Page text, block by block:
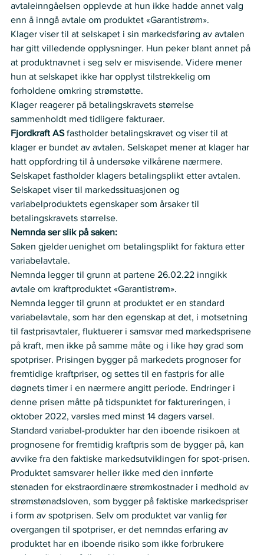
avtaleinngåelsen opplevde at hun ikke hadde annet valg
enn å inngå avtale om produktet «Garantistrøm».
Klager viser til at selskapet i sin markedsføring av avtalen
har gitt villedende opplysninger. Hun peker blant annet på
at produktnavnet i seg selv er misvisende. Videre mener
hun at selskapet ikke har opplyst tilstrekkelig om
forholdene omkring strømstøtte.
Klager reagerer på betalingskravets størrelse
sammenholdt med tidligere fakturaer.
Fjordkraft AS fastholder betalingskravet og viser til at
klager er bundet av avtalen. Selskapet mener at klager har
hatt oppfordring til å undersøke vilkårene nærmere.
Selskapet fastholder klagers betalingsplikt etter avtalen.
Selskapet viser til markedssituasjonen og
variabelproduktets egenskaper som årsaker til
betalingskravets størrelse.
Nemnda ser slik på saken:
Saken gjelder uenighet om betalingsplikt for faktura etter
variabelavtale.
Nemnda legger til grunn at partene 26.02.22 inngikk
avtale om kraftproduktet «Garantistrøm».
Nemnda legger til grunn at produktet er en standard
variabelavtale, som har den egenskap at det, i motsetning
til fastprisavtaler, fluktuerer i samsvar med markedsprisene
på kraft, men ikke på samme måte og i like høy grad som
spotpriser. Prisingen bygger på markedets prognoser for
fremtidige kraftpriser, og settes til en fastpris for alle
døgnets timer i en nærmere angitt periode. Endringer i
denne prisen måtte på tidspunktet for faktureringen, i
oktober 2022, varsles med minst 14 dagers varsel.
Standard variabel-produkter har den iboende risikoen at
prognosene for fremtidig kraftpris som de bygger på, kan
avvike fra den faktiske markedsutviklingen for spot-prisen.
Produktet samsvarer heller ikke med den innførte
stønaden for ekstraordinære strømkostnader i medhold av
strømstønadsloven, som bygger på faktiske markedspriser
i form av spotprisen. Selv om produktet var vanlig før
overgangen til spotpriser, er det nemndas erfaring av
produktet har en iboende risiko som ikke forbrukere